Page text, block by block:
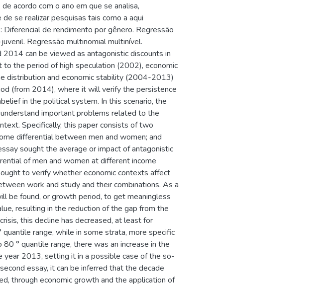
acordo com o ano em que se analisa,
se realizar pesquisas tais como a aqui
Diferencial de rendimento por gênero. Regressão
Regressão multinomial multinível.
can be viewed as antagonistic discounts in
to the period of high speculation (2002), economic
distribution and economic stability (2004-2013)
(from 2014), where it will verify the persistence
in the political system. In this scenario, the
important problems related to the
Specifically, this paper consists of two
differential between men and women; and
sought the average or impact of antagonistic
of men and women at different income
to verify whether economic contexts affect
work and study and their combinations. As a
be found, or growth period, to get meaningless
resulting in the reduction of the gap from the
this decline has decreased, at least for
range, while in some strata, more specific
° quantile range, there was an increase in the
year 2013, setting it in a possible case of the so-
essay, it can be inferred that the decade
through economic growth and the application of